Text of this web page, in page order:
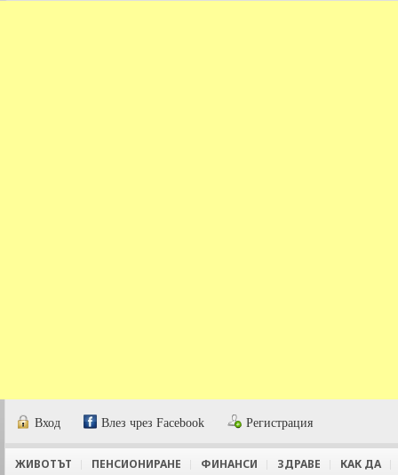
Вход Влез чрез Facebook Регистрация
ЖИВОТЪТ ПЕНСИОНИРАНЕ ФИНАНСИ ЗДРАВЕ КАК ДА